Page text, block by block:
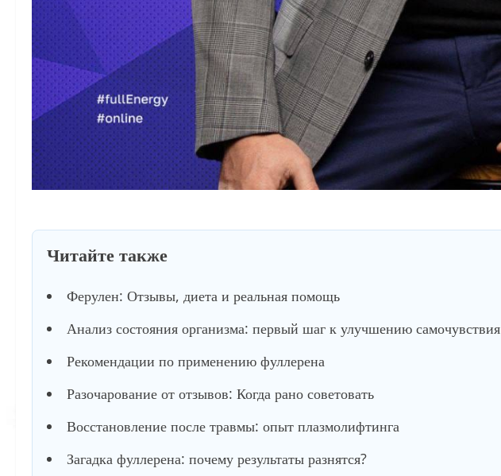
Читайте также
Ферулен: Отзывы, диета и реальная помощь
Анализ состояния организма: первый шаг к улучшению самочувствия
Рекомендации по применению фуллерена
Разочарование от отзывов: Когда рано советовать
Восстановление после травмы: опыт плазмолифтинга
Загадка фуллерена: почему результаты разнятся?